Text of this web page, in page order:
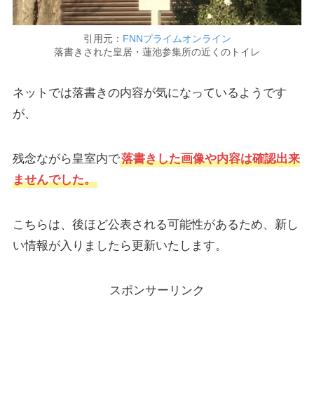
引用元： FNNプライムオンライン
落書きされた皇居・蓮池参集所の近くのトイレ
ネットでは落書きの内容が気になっているようです
が、
残念ながら皇室内で落書きした画像や内容は確認出来
ませんでした。
こちらは、後ほど公表される可能性があるため、新し
い情報が入りましたら更新いたします。
スポンサーリンク